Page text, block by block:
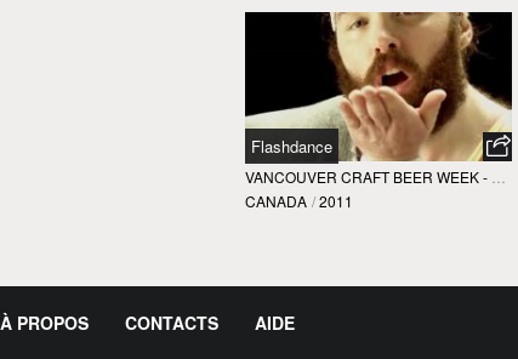
Flashdance
CANADA / 2011
À PROPOS CONTACTS AIDE